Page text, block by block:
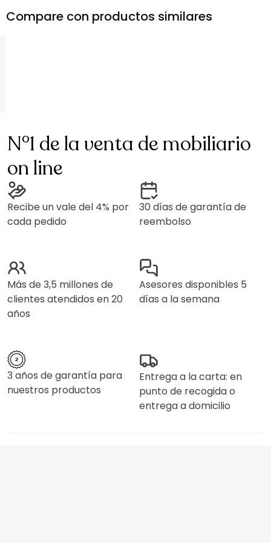
Compare con productos similares
N°1 de la venta de mobiliario
on line
Recibe un vale del 4% por
cada pedido
30 días de garantía de
reembolso
Más de 3,5 millones de
clientes atendidos en 20
años
Asesores disponibles 5
días a la semana
3 años de garantía para
nuestros productos
Entrega a la carta: en
punto de recogida o
entrega a domicilio